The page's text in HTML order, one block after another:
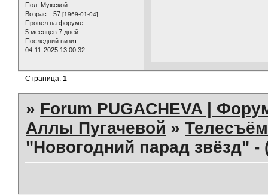
Пол: Мужской
Возраст: 57 [1969-01-04]
Провел на форуме:
5 месяцев 7 дней
Последний визит:
04-11-2025 13:00:32
Страница:1
» Forum PUGACHEVA |
Аллы Пугачевой »
"Новогодний парад звёзд"